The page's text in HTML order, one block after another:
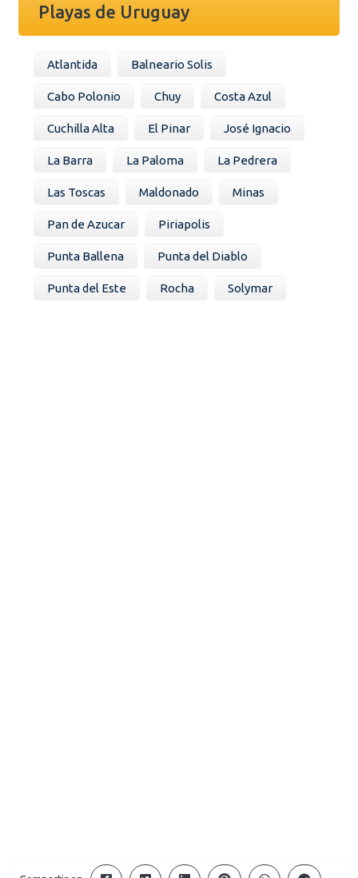
Playas de Uruguay
Atlantida Balneario Solis
Cabo Polonio Chuy Costa Azul
Cuchilla Alta El Pinar José Ignacio
La Barra La Paloma La Pedrera
Las Toscas Maldonado Minas
Pan de Azucar Piriapolis
Punta Ballena Punta del Diablo
Punta del Este Rocha Solymar